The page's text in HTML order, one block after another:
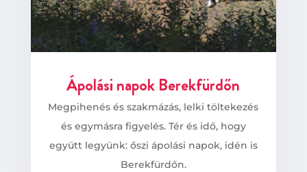
Ápolási napok Berekfürdőn
Megpihenés és szakmázás, lelki töltekezés
és egymásra figyelés. Tér és idő, hogy
együtt legyünk: őszi ápolási napok, idén is
Berekfürdőn.